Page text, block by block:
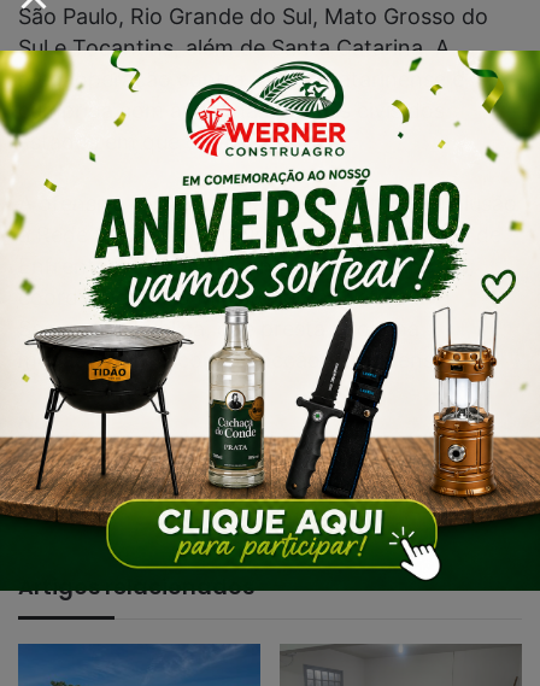
São Paulo, Rio Grande do Sul, Mato Grosso do
Sul e Tocantins, além de Santa Catarina. A
megaoperação contra facção catarinense é
cumprida com apoio das polícias civis dos
estados em que ocorre.
A ofensiva foi denominada Renorcrim, em alusão
à Rede Nacional de Unidades Especializadas de
Enfrentamento às Organizações Criminosas,
coordenada pelo Ministério da Justiça e
Segurança Pública, que presta apoio na
megaoperação contra facção catarinense.
ND+
Artigos relacionados